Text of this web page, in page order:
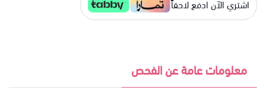
اشتري الآن ادفع لاحقاًً
معلومات عامة عن الفحص